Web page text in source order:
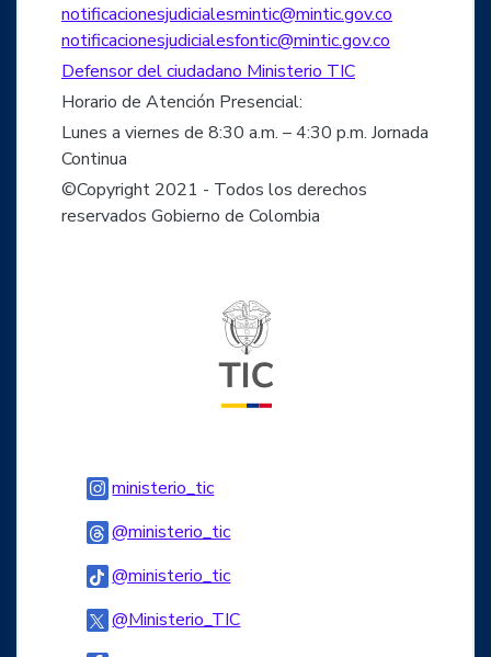
notificacionesjudicialesmintic@mintic.gov.co
notificacionesjudicialesfontic@mintic.gov.co
Defensor del ciudadano Ministerio TIC
Horario de Atención Presencial:
Lunes a viernes de 8:30 a.m. – 4:30 p.m. Jornada
Continua
©Copyright 2021 - Todos los derechos
reservados Gobierno de Colombia
ministerio_ticLogo Instagram
@ministerio_ticLogo Threads
@ministerio_ticLogo Tiktok
@Ministerio_TICLogo Twitter